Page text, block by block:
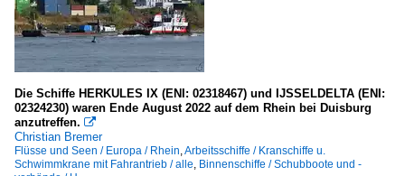
Die Schiffe HERKULES IX (ENI: 02318467) und IJSSELDELTA (ENI:
02324230) waren Ende August 2022 auf dem Rhein bei Duisburg
anzutreffen. 
Christian Bremer
Flüsse und Seen / Europa / Rhein,Arbeitsschiffe / Kranschiffe u.
Schwimmkrane mit Fahrantrieb / alle, Binnenschiffe / Schubboote und -